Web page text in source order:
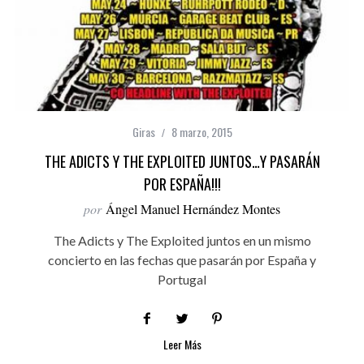
Giras 8 marzo, 2015
THE ADICTS Y THE EXPLOITED JUNTOS…Y PASARÁN
POR ESPAÑA!!!
por Ángel Manuel Hernández Montes
The Adicts y The Exploited juntos en un mismo
concierto en las fechas que pasarán por España y
Portugal
Leer Más